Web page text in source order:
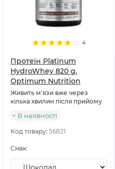
4
Протеїн Platinum
HydroWhey 820 g.
Optimum Nutrition
Живить м'язи вже через
кілька хвилин після прийому
В наявності
Код товару: 56821
Смак: